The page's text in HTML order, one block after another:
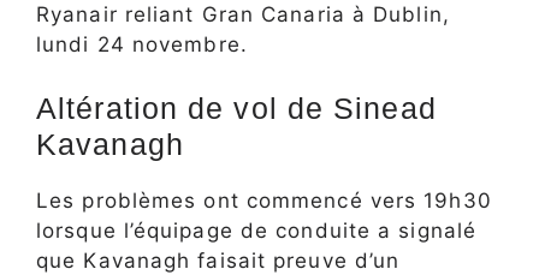
Ryanair reliant Gran Canaria à Dublin,
lundi 24 novembre.
Altération de vol de Sinead
Kavanagh
Les problèmes ont commencé vers 19h30
lorsque l’équipage de conduite a signalé
que Kavanagh faisait preuve d’un